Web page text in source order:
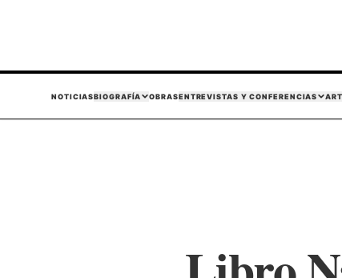
NOTICIASBIOGRAFÍA OBRASENTREVISTAS Y CONFERENCIAS